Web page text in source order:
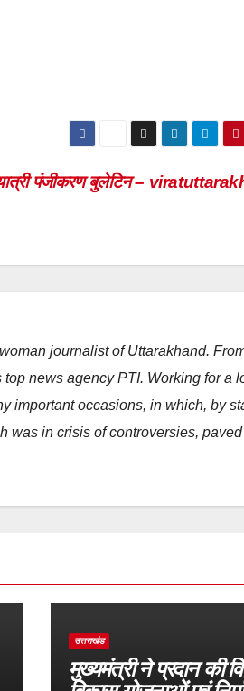
पंजीकरण बुलेटिन –
journalist of Uttarakhand.
news agency PTI. Working for a
important occasions, in which, by
was in crisis of controversies,
उत्तराखंड
मुख्यमंत्री ने प्रदान की